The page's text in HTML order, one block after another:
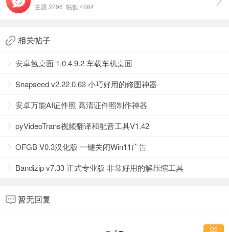
主题:2296 帖数:4964
相关帖子
安卓氢桌面 1.0.4.9.2 车载车机桌面
Snapseed v2.22.0.63 小巧好用的修图神器
安卓万能AI证件照 高清证件照制作神器
pyVideoTrans视频翻译和配音工具V1.42
OFGB V0.3汉化版 一键关闭Win11广告
Bandizip v7.33 正式专业版 非常好用的解压缩工具
暂无回复